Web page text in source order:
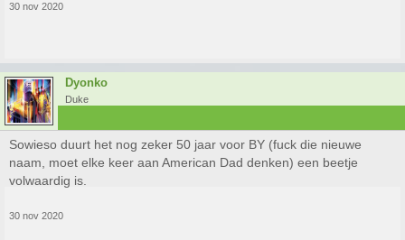
30 nov 2020
Dyonko
Duke
Sowieso duurt het nog zeker 50 jaar voor BY (fuck die nieuwe
naam, moet elke keer aan American Dad denken) een beetje
volwaardig is.
30 nov 2020